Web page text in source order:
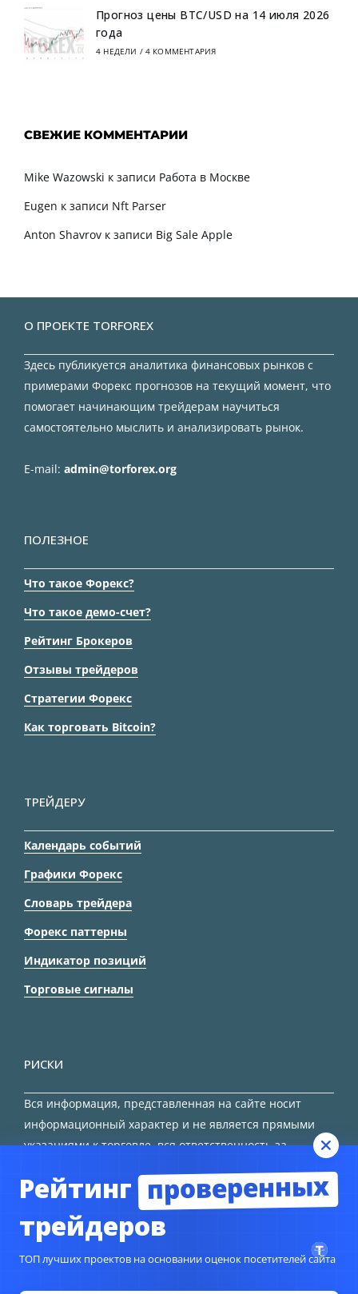
Прогноз цены BTC/USD на 14 июля 2026
года
4 НЕДЕЛИ / 4 КОММЕНТАРИЯ
СВЕЖИЕ КОММЕНТАРИИ
Mike Wazowski к записи Работа в Москве
Eugen к записи Nft Parser
Anton Shavrov к записи Big Sale Apple
О ПРОЕКТЕ TORFOREX
Здесь публикуется аналитика финансовых рынков с
примерами Форекс прогнозов на текущий момент, что
помогает начинающим трейдерам научиться
самостоятельно мыслить и анализировать рынок.
E-mail: admin@torforex.org
ПОЛЕЗНОЕ
Что такое Форекс?
Что такое демо-счет?
Рейтинг Брокеров
Отзывы трейдеров
Стратегии Форекс
Как торговать Bitcoin?
ТРЕЙДЕРУ
Календарь событий
Графики Форекс
Словарь трейдера
Форекс паттерны
Индикатор позиций
Торговые сигналы
РИСКИ
Вся информация, представленная на сайте носит
информационный характер и не является прямыми
указаниями к торговле, вся ответственность за
Рейтинг проверенных
трейдеров
ТОП лучших проектов на основании оценок посетителей сайта